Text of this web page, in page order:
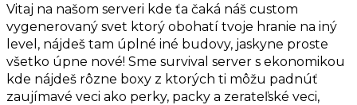
Vitaj na našom serveri kde ťa čaká náš custom
vygenerovaný svet ktorý obohatí tvoje hranie na iný
level, nájdeš tam úplné iné budovy, jaskyne proste
všetko úpne nové! Sme survival server s ekonomikou
kde nájdeš rôzne boxy z ktorých ti môžu padnúť
zaujímavé veci ako perky, packy a zerateľské veci,